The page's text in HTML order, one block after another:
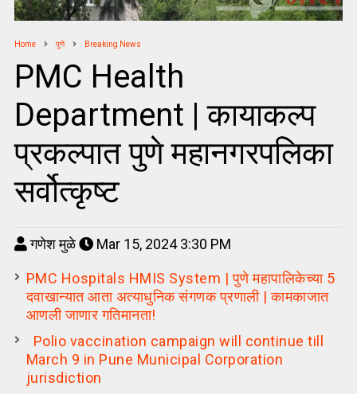
Home पुणे Breaking News
PMC Health
Department | कायाकल्प
प्रकल्पात पुणे महानगरपलिका
सर्वोत्कृष्ट
गणेश मुळे Mar 15, 2024 3:30 PM
PMC Hospitals HMIS System | पुणे महापालिकेच्या 5
दवाखान्यात आता अत्याधुनिक संगणक प्रणाली | कामकाजात
आणली जाणार गतिमानता!
Polio vaccination campaign will continue till
March 9 in Pune Municipal Corporation
jurisdiction